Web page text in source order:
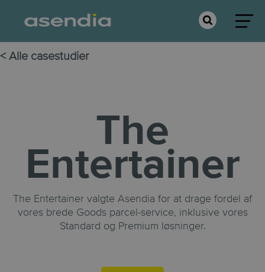
< Alle casestudier
The
Entertainer
The Entertainer valgte Asendia for at drage fordel af
vores brede Goods parcel-service, inklusive vores
Standard og Premium løsninger.